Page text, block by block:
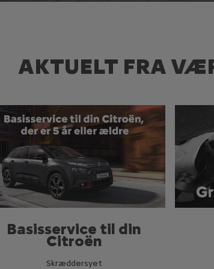
AKTUELT FRA
Basisservice til din
Citroën
Skræddersyet